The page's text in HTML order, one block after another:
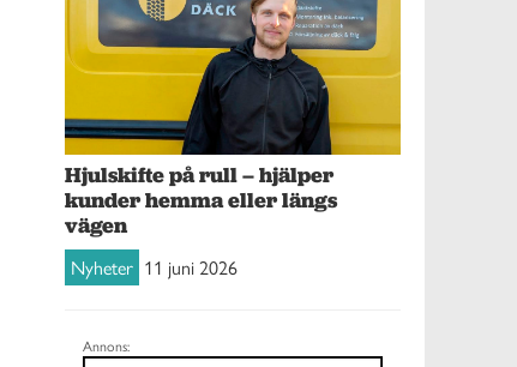
Hjulskifte på rull – hjälper
kunder hemma eller längs
vägen
Nyheter 11 juni 2026
Annons: